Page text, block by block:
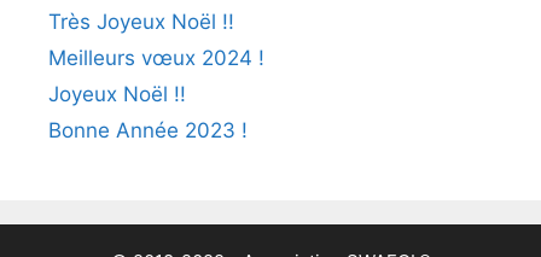
Très Joyeux Noël !!
Meilleurs vœux 2024 !
Joyeux Noël !!
Bonne Année 2023 !